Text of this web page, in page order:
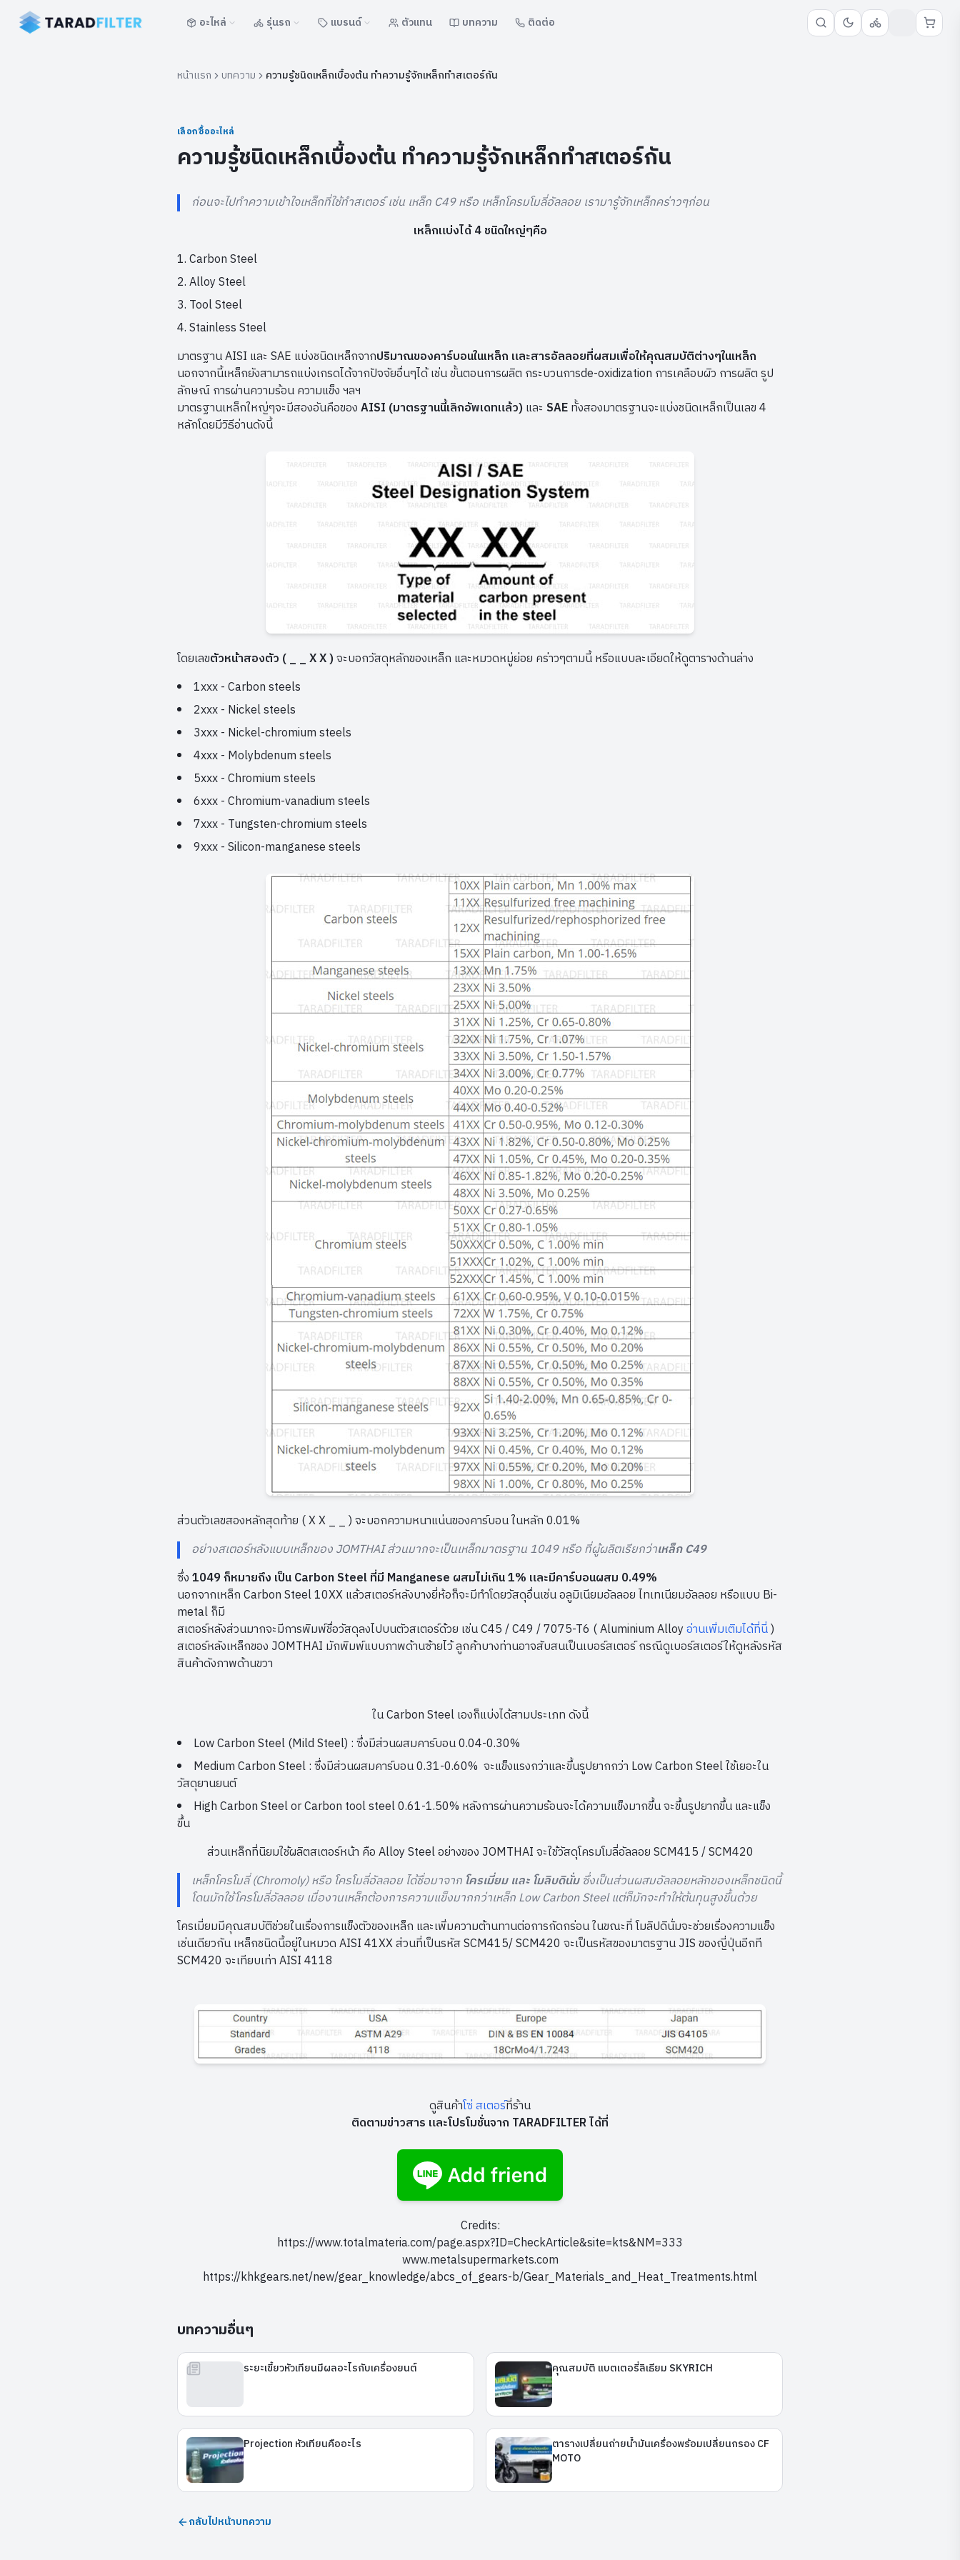
อะไหล่ รุ่นรถ แบรนด์ ตัวแทน บทความ ติดต่อ
หน้าแรก บทความ ความรู้ชนิดเหล็กเบื้องต้น ทำความรู้จักเหล็กทำสเตอร์กัน
เลือกซื้ออะไหล่
ความรู้ชนิดเหล็กเบื้องต้น ทำความรู้จักเหล็กทำสเตอร์กัน
ก่อนจะไปทำความเข้าใจเหล็กที่ใช้ทำสเตอร์ เช่น เหล็ก C49 หรือ เหล็กโครมโมลี่อัลลอย เรามารู้จักเหล็กคร่าวๆก่อน
เหล็กแบ่งได้ 4 ชนิดใหญ่ๆคือ
Carbon Steel
Alloy Steel
Tool Steel
Stainless Steel
มาตรฐาน AISI และ SAE แบ่งชนิดเหล็กจากปริมาณของคาร์บอนในเหล็ก และสารอัลลอยที่ผสมเพื่อให้คุณสมบัติต่างๆในเหล็ก
นอกจากนี้เหล็กยังสามารถแบ่งเกรดได้จากปัจจัยอื่นๆได้ เช่น ขั้นตอนการผลิต กระบวนการde-oxidization การเคลือบผิว การผลิต รูป
ลักษณ์ การผ่านความร้อน ความแข็ง ฯลฯ
มาตรฐานเหล็กใหญ่ๆจะมีสองอันคือของAISI (มาตรฐานนี้เลิกอัพเดทแล้ว)และ SAEทั้งสองมาตรฐานจะแบ่งชนิดเหล็กเป็นเลข 4
หลักโดยมีวิธีอ่านดังนี้
โดยเลขตัวหน้าสองตัว ( _ _ X X )จะบอกวัสดุหลักของเหล็ก และหมวดหมู่ย่อย คร่าวๆตามนี้ หรือแบบละเอียดให้ดูตารางด้านล่าง
1xxx - Carbon steels
2xxx - Nickel steels
3xxx - Nickel-chromium steels
4xxx - Molybdenum steels
5xxx - Chromium steels
6xxx - Chromium-vanadium steels
7xxx - Tungsten-chromium steels
9xxx - Silicon-manganese steels
ส่วนตัวเลขสองหลักสุดท้าย ( X X _ _ ) จะบอกความหนาแน่นของคาร์บอน ในหลัก 0.01%
อย่างสเตอร์หลังแบบเหล็กของ JOMTHAI ส่วนมากจะเป็นเหล็กมาตรฐาน 1049 หรือ ที่ผู้ผลิตเรียกว่าเหล็ก C49
ซึ่ง1049 ก็หมายถึง เป็น Carbon Steel ที่มี Manganese ผสมไม่เกิน 1% และมีคาร์บอนผสม 0.49%
นอกจากเหล็ก Carbon Steel 10XX แล้วสเตอร์หลังบางยี่ห้อก็จะมีทำโดยวัสดุอื่นเช่น อลูมิเนียมอัลลอย ไทเทเนียมอัลลอย หรือแบบ Bi-
metal ก็มี
สเตอร์หลังส่วนมากจะมีการพิมพ์ชื่อวัสดุลงไปบนตัวสเตอร์ด้วย เช่น C45 / C49 / 7075-T6 ( Aluminium Alloyอ่านเพิ่มเติมได้ที่นี่)
สเตอร์หลังเหล็กของ JOMTHAI มักพิมพ์แบบภาพด้านซ้ายไว้ ลูกค้าบางท่านอาจสับสนเป็นเบอร์สเตอร์ กรณีดูเบอร์สเตอร์ให้ดูหลังรหัส
สินค้าดังภาพด้านขวา
ใน Carbon Steel เองก็แบ่งได้สามประเภท ดังนี้
Low Carbon Steel (Mild Steel) : ซึ่งมีส่วนผสมคาร์บอน 0.04-0.30%
Medium Carbon Steel : ซึ่งมีส่วนผสมคาร์บอน 0.31-0.60% จะแข็งแรงกว่าและขึ้นรูปยากกว่า Low Carbon Steel ใช้เยอะใน
วัสดุยานยนต์
High Carbon Steel or Carbon tool steel 0.61-1.50% หลังการผ่านความร้อนจะได้ความแข็งมากขึ้น จะขึ้นรูปยากขึ้น และแข็ง
ขึ้น
ส่วนเหล็กที่นิยมใช้ผลิตสเตอร์หน้า คือ Alloy Steel อย่างของ JOMTHAI จะใช้วัสดุโครมโมลี่อัลลอย SCM415 / SCM420
เหล็กโครโมลี่ (Chromoly) หรือ โครโมลี่อัลลอย ได้ชื่อมาจาก โครเมี่ยม และ โมลิบดินั่มซึ่งเป็นส่วนผสมอัลลอยหลักของเหล็กชนิดนี้
โดนมักใช้โครโมลี่อัลลอย เมื่องานเหล็กต้องการความแข็งมากกว่าเหล็ก Low Carbon Steel แต่ก็มักจะทำให้ต้นทุนสูงขึ้นด้วย
โครเมี่ยมมีคุณสมบัติช่วยในเรื่องการแข็งตัวของเหล็ก และเพิ่มความต้านทานต่อการกัดกร่อน ในขณะที่ โมลิปดินั่มจะช่วยเรื่องความแข็ง
เช่นเดียวกัน เหล็กชนิดนี้อยู่ในหมวด AISI 41XX ส่วนที่เป็นรหัส SCM415/ SCM420 จะเป็นรหัสของมาตรฐาน JIS ของญี่ปุ่นอีกที
SCM420 จะเทียบเท่า AISI 4118
ดูสินค้าโซ่สเตอร์ที่ร้าน
ติดตามข่าวสาร และโปรโมชั่นจาก TARADFILTER ได้ที่
Credits:
https://www.totalmateria.com/page.aspx?ID=CheckArticle&site=kts&NM=333
www.metalsupermarkets.com
https://khkgears.net/new/gear_knowledge/abcs_of_gears-b/Gear_Materials_and_Heat_Treatments.html
บทความอื่นๆ
ระยะเขี้ยวหัวเทียนมีผลอะไรกับเครื่องยนต์ คุณสมบัติ แบตเตอรี่ลิเธียม SKYRICH
Projection หัวเทียนคืออะไร
ตารางเปลี่ยนถ่ายน้ำมันเครื่องพร้อมเปลี่ยนกรอง CF
MOTO
กลับไปหน้าบทความ